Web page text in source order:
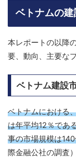
ベトナムの
本レポートの以降
要、動向、主要な
ベトナム建設
ベトナムにおける
は年平均12％であ
事の市場規模は
際金融公社の調査）